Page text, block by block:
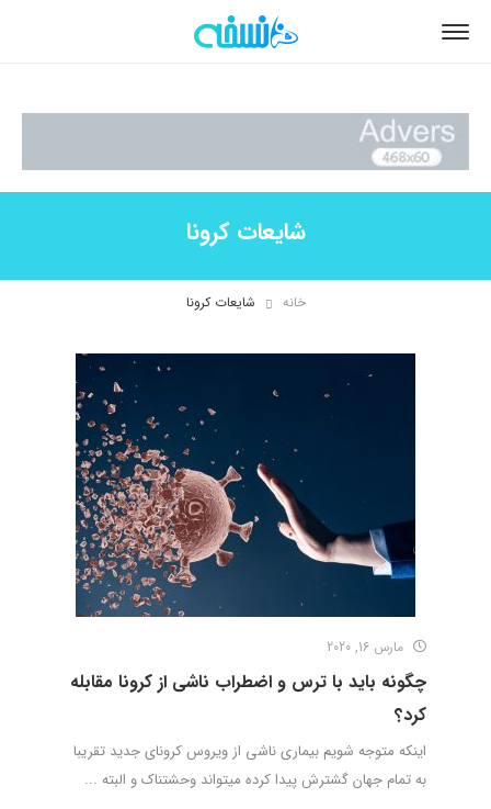
شایعات کرونا
خانه شایعات کرونا
مارس 16, 2020
چگونه باید با ترس و اضطراب ناشی از کرونا مقابله
کرد؟
اینکه متوجه شویم بیماری ناشی از ویروس کرونای جدید تقریبا
به تمام جهان گشترش پیدا کرده میتواند وحشتناک و البته ...